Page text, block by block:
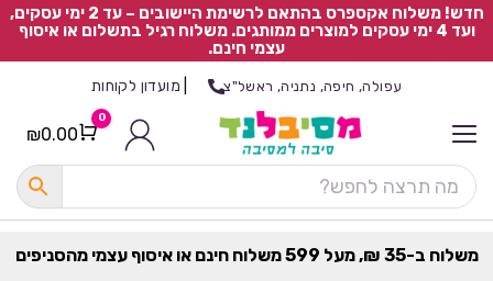
חדש! משלוח אקספרס בהתאם לרשימת היישובים – עד 2 ימי עסקים,
ועד 4 ימי עסקים למוצרים ממותגים. משלוח רגיל בתשלום או איסוף
עצמי חינם.
עפולה, חיפה, נתניה, ראשל"צ מועדון לקוחות
Cart
0
₪0.00
משלוח ב-35 ₪, מעל 599 משלוח חינם או איסוף עצמי מהסניפים